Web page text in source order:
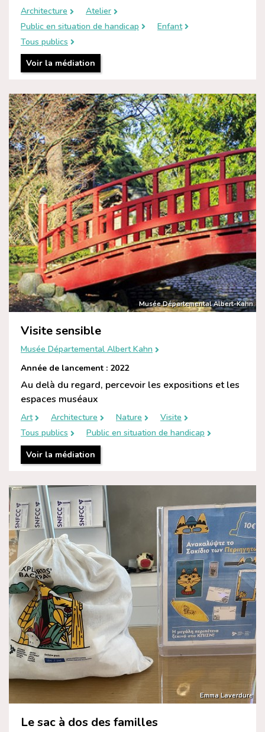
Architecture
Atelier
Public en situation de handicap
Enfant
Tous publics
Voir la médiation
Musée Départemental Albert-Kahn
Visite sensible
Musée Départemental Albert Kahn
Année de lancement : 2022
Au delà du regard, percevoir les expositions et les
espaces muséaux
Art Architecture Nature
Visite
Tous publics
Public en situation de handicap
Voir la médiation
Emma Laverdure
Le sac à dos des familles